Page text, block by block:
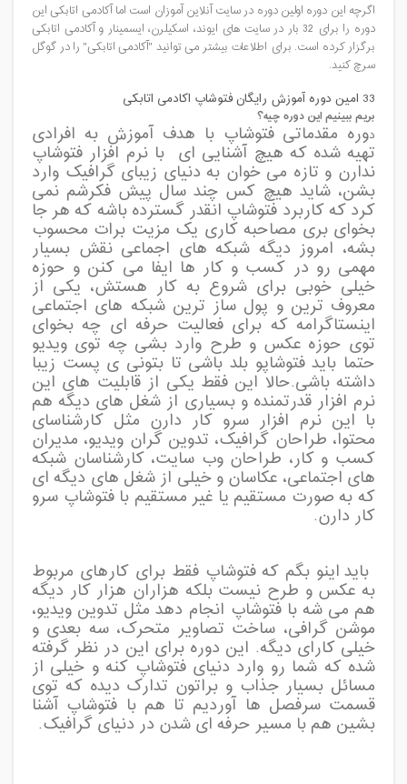
اگرچه این دوره اولین دوره در سایت آنلاین آموزان است اما آکادمی اتابکی این
دوره را برای 32 بار در سایت های ایوند، اسکیلرن، ایسمینار و آکادمی اتابکی
برگزار کرده است. برای اطلاعات بیشتر می توانید "آکادمی اتابکی" را در گوگل
سرچ کنید.
33 امین دوره آموزش رایگان فتوشاپ اکادمی اتابکی
بریم ببینیم این دوره چیه؟
دوره مقدماتی فتوشاپ با هدف آموزش به افرادی
تهیه شده که هیچ آشنایی ای با نرم افزار فتوشاپ
ندارن و تازه می خوان به دنیای زیبای گرافیک وارد
بشن، شاید هیچ کس چند سال پیش فکرشم نمی
کرد که کاربرد فتوشاپ انقدر گسترده باشه که هر جا
بخوای بری مصاحبه کاری یک مزیت برات محسوب
بشه، امروز دیگه شبکه های اجماعی نقش بسیار
مهمی رو در کسب و کار ها ایفا می کنن و حوزه
خیلی خوبی برای شروع به کار هستش، یکی از
معروف ترین و پول ساز ترین شبکه های اجتماعی
اینستاگرامه که برای فعالیت حرفه ای چه بخوای
توی حوزه عکس و طرح وارد بشی چه توی ویدیو
حتما باید فتوشاپو بلد باشی تا بتونی ی پست زیبا
داشته باشی.حالا این فقط یکی از قابلیت های این
نرم افزار قدرتمنده و بسیاری از شغل های دیگه هم
با این نرم افزار سرو کار دارن مثل کارشناسای
محتوا، طراحان گرافیک، تدوین گران ویدیو، مدیران
کسب و کار، طراحان وب سایت، کارشناسان شبکه
های اجتماعی، عکاسان و خیلی از شغل های دیگه ای
که به صورت مستقیم یا غیر مستقیم با فتوشاپ سرو
کار دارن.
باید اینو بگم که فتوشاپ فقط برای کارهای مربوط
به عکس و طرح نیست بلکه هزاران هزار کار دیگه
هم می شه با فتوشاپ انجام دهد مثل تدوین ویدیو،
موشن گرافی، ساخت تصاویر متحرک، سه بعدی و
خیلی کارای دیگه. این دوره برای این در نظر گرفته
شده که شما رو وارد دنیای فتوشاپ کنه و خیلی از
مسائل بسیار جذاب و براتون تدارک دیده که توی
قسمت سرفصل ها آوردیم تا هم با فتوشاپ آشنا
بشین هم با مسیر حرفه ای شدن در دنیای گرافیک.